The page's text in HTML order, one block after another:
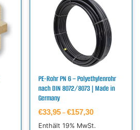
PE-Rohr PN 6 – Polyethylenrohr
nach DIN 8072/8073 | Made in
Germany
€33,95 – €157,30
Enthält 19% MwSt.